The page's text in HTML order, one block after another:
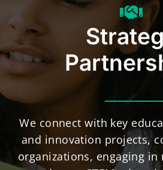
We connect with key
and innovation projects,
organizations, engaging